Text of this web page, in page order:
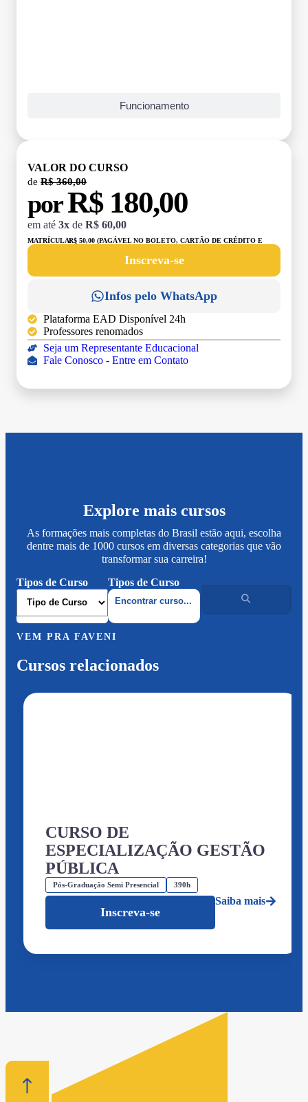
Funcionamento
VALOR DO CURSO
de R$ 360,00
porR$ 180,00
em até 3x de R$ 60,00
MATRÍCULA:R$ 50,00 (PAGÁVEL NO BOLETO, CARTÃO DE CRÉDITO E
Inscreva-se
Infos pelo WhatsApp
Plataforma EAD Disponível 24h
Professores renomados
Seja um Representante Educacional
Fale Conosco - Entre em Contato
Explore mais cursos
As formações mais completas do Brasil estão aqui, escolha
dentre mais de 1000 cursos em diversas categorias que vão
transformar sua carreira!
Tipos de Curso
Tipos de Curso
VEM PRA FAVENI
Cursos relacionados
CURSO DE
ESPECIALIZAÇÃO GESTÃO
PÚBLICA
Pós-Graduação Semi Presencial 390h
Inscreva-se
Saiba mais